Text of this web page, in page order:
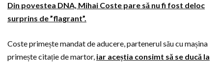
Din povestea DNA, Mihai Coste pare să nu fi fost deloc
surprins de ”flagrant”.
Coste primește mandat de aducere, partenerul său cu mașina
primește citație de martor, iar aceștia consimt să se ducă la